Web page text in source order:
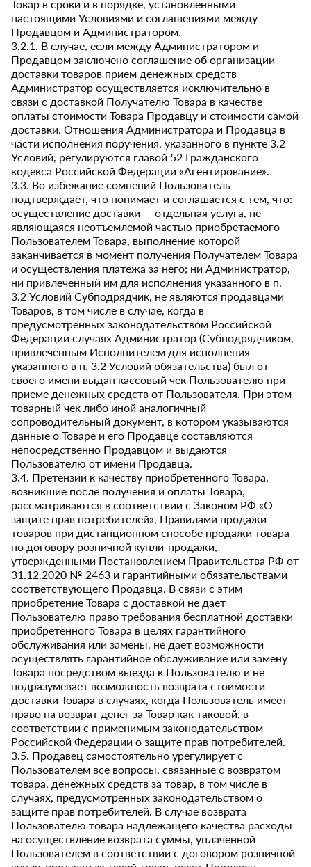
Товар в сроки и в порядке, установленными
настоящими Условиями и соглашениями между
Продавцом и Администратором.
3.2.1. В случае, если между Администратором и
Продавцом заключено соглашение об организации
доставки товаров прием денежных средств
Администратор осуществляется исключительно в
связи с доставкой Получателю Товара в качестве
оплаты стоимости Товара Продавцу и стоимости самой
доставки. Отношения Администратора и Продавца в
части исполнения поручения, указанного в пункте 3.2
Условий, регулируются главой 52 Гражданского
кодекса Российской Федерации «Агентирование».
3.3. Во избежание сомнений Пользователь
подтверждает, что понимает и соглашается с тем, что:
осуществление доставки — отдельная услуга, не
являющаяся неотъемлемой частью приобретаемого
Пользователем Товара, выполнение которой
заканчивается в момент получения Получателем Товара
и осуществления платежа за него; ни Администратор,
ни привлеченный им для исполнения указанного в п.
3.2 Условий Субподрядчик, не являются продавцами
Товаров, в том числе в случае, когда в
предусмотренных законодательством Российской
Федерации случаях Администратор (Субподрядчиком,
привлеченным Исполнителем для исполнения
указанного в п. 3.2 Условий обязательства) был от
своего имени выдан кассовый чек Пользователю при
приеме денежных средств от Пользователя. При этом
товарный чек либо иной аналогичный
сопроводительный документ, в котором указываются
данные о Товаре и его Продавце составляются
непосредственно Продавцом и выдаются
Пользователю от имени Продавца.
3.4. Претензии к качеству приобретенного Товара,
возникшие после получения и оплаты Товара,
рассматриваются в соответствии с Законом РФ «О
защите прав потребителей», Правилами продажи
товаров при дистанционном способе продажи товара
по договору розничной купли-продажи,
утвержденными Постановлением Правительства РФ от
31.12.2020 № 2463 и гарантийными обязательствами
соответствующего Продавца. В связи с этим
приобретение Товара с доставкой не дает
Пользователю право требования бесплатной доставки
приобретенного Товара в целях гарантийного
обслуживания или замены, не дает возможности
осуществлять гарантийное обслуживание или замену
Товара посредством выезда к Пользователю и не
подразумевает возможность возврата стоимости
доставки Товара в случаях, когда Пользователь имеет
право на возврат денег за Товар как таковой, в
соответствии с применимым законодательством
Российской Федерации о защите прав потребителей.
3.5. Продавец самостоятельно урегулирует с
Пользователем все вопросы, связанные с возвратом
товара, денежных средств за товар, в том числе в
случаях, предусмотренных законодательством о
защите прав потребителей. В случае возврата
Пользователю товара надлежащего качества расходы
на осуществление возврата суммы, уплаченной
Пользователем в соответствии с договором розничной